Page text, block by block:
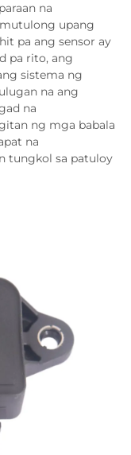
na
upang
pa ang sensor ay
pa rito, ang
sistema ng
na ang
na
ng mga babala
na
tungkol sa patuloy